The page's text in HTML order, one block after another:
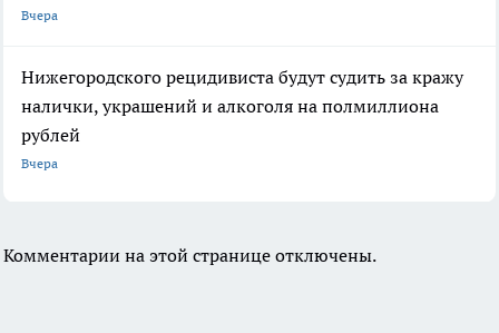
Вчера
Нижегородского рецидивиста будут судить за кражу
налички, украшений и алкоголя на полмиллиона
рублей
Вчера
Комментарии на этой странице отключены.